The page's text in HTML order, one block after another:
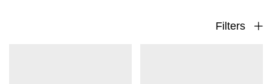
Filters